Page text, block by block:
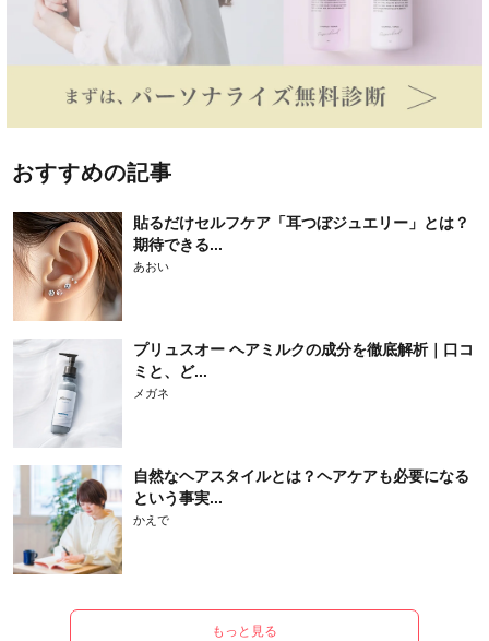
おすすめの記事
貼るだけセルフケア「耳つぼジュエリー」とは？
期待できる...
あおい
プリュスオー ヘアミルクの成分を徹底解析｜口コ
ミと、ど...
メガネ
自然なヘアスタイルとは？ヘアケアも必要になる
という事実...
かえで
もっと見る